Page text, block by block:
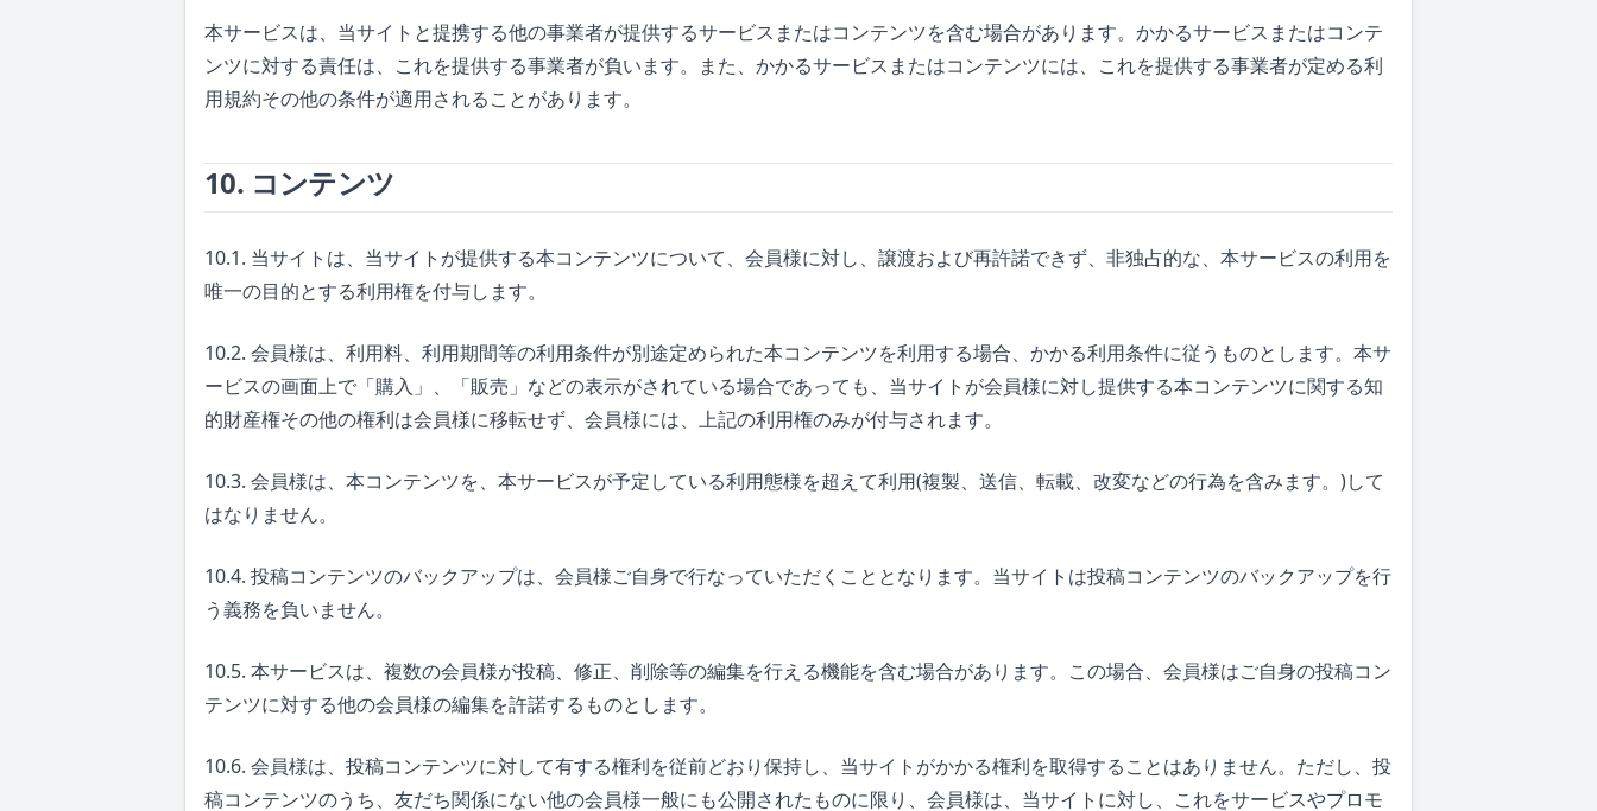
本サービスは、当サイトと提携する他の事業者が提供するサービスまたはコンテンツを含む場合があります。かかるサービスまたはコンテ
ンツに対する責任は、これを提供する事業者が負います。また、かかるサービスまたはコンテンツには、これを提供する事業者が定める利
用規約その他の条件が適用されることがあります。
10. コンテンツ
10.1. 当サイトは、当サイトが提供する本コンテンツについて、会員様に対し、譲渡および再許諾できず、非独占的な、本サービスの利用を
唯一の目的とする利用権を付与します。
10.2. 会員様は、利用料、利用期間等の利用条件が別途定められた本コンテンツを利用する場合、かかる利用条件に従うものとします。本サ
ービスの画面上で「購入」、「販売」などの表示がされている場合であっても、当サイトが会員様に対し提供する本コンテンツに関する知
的財産権その他の権利は会員様に移転せず、会員様には、上記の利用権のみが付与されます。
10.3. 会員様は、本コンテンツを、本サービスが予定している利用態様を超えて利用(複製、送信、転載、改変などの行為を含みます。)して
はなりません。
10.4. 投稿コンテンツのバックアップは、会員様ご自身で行なっていただくこととなります。当サイトは投稿コンテンツのバックアップを行
う義務を負いません。
10.5. 本サービスは、複数の会員様が投稿、修正、削除等の編集を行える機能を含む場合があります。この場合、会員様はご自身の投稿コン
テンツに対する他の会員様の編集を許諾するものとします。
10.6. 会員様は、投稿コンテンツに対して有する権利を従前どおり保持し、当サイトがかかる権利を取得することはありません。ただし、投
稿コンテンツのうち、友だち関係にない他の会員様一般にも公開されたものに限り、会員様は、当サイトに対し、これをサービスやプロモ